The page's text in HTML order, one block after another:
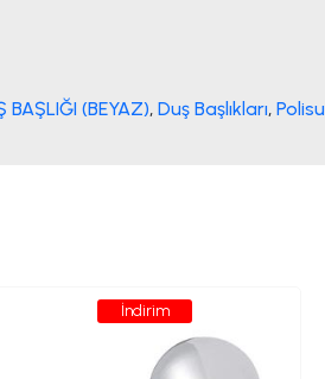
BAŞLIĞI (BEYAZ), Duş Başlıkları, Polisu
İndirim